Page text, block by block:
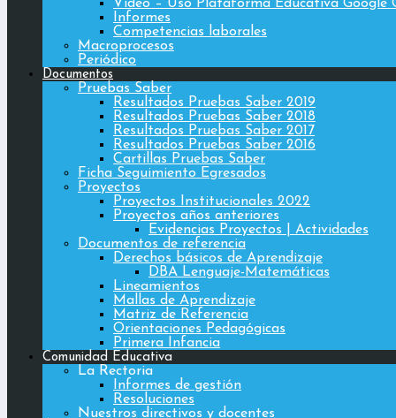
Vídeo – Uso Plataforma Educativa Google
Informes
Competencias laborales
Macroprocesos
Periódico
Documentos
Pruebas Saber
Resultados Pruebas Saber 2019
Resultados Pruebas Saber 2018
Resultados Pruebas Saber 2017
Resultados Pruebas Saber 2016
Cartillas Pruebas Saber
Ficha Seguimiento Egresados
Proyectos
Proyectos Institucionales 2022
Proyectos años anteriores
Evidencias Proyectos | Actividades
Documentos de referencia
Derechos básicos de Aprendizaje
DBA Lenguaje-Matemáticas
Lineamientos
Mallas de Aprendizaje
Matriz de Referencia
Orientaciones Pedagógicas
Primera Infancia
Comunidad Educativa
La Rectoria
Informes de gestión
Resoluciones
Nuestros directivos y docentes